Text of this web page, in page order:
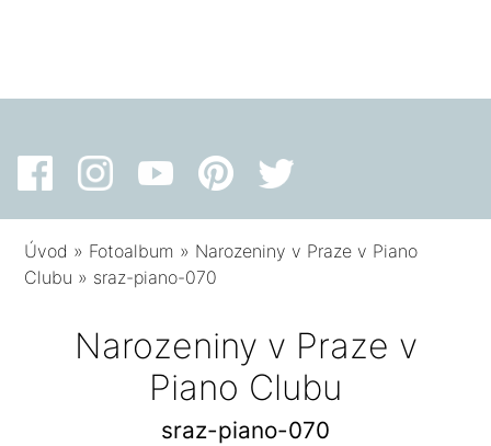
Úvod » Fotoalbum » Narozeniny v Praze v Piano
Clubu » sraz-piano-070
Narozeniny v Praze v
Piano Clubu
sraz-piano-070